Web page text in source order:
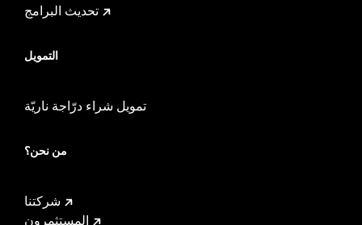
تحديث البرامج
التمويل
تمويل شراء درّاجة ناريّة
من نحن؟
شركتنا
المستثمرون